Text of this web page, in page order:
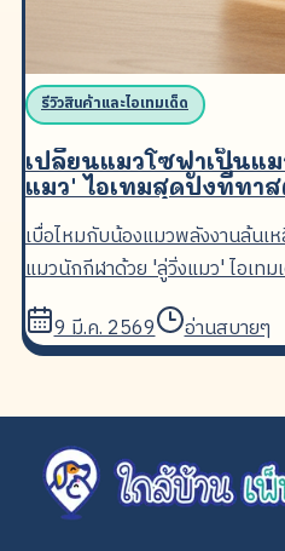
รีวิวสินค้าและไอเทมเด็ด
เปลี่ยนแมวโซฟาเป็นแ
แมว' ไอเทมสุดปังที่ทา
เบื่อไหมกับน้องแมวพลังงานล้นเ
แมวนักกีฬาด้วย 'ลู่วิ่งแมว' ไอเทม
ปล่อยพลังงานอย่างสนุกสนาน!
9 มี.ค. 2569
อ่านสบายๆ